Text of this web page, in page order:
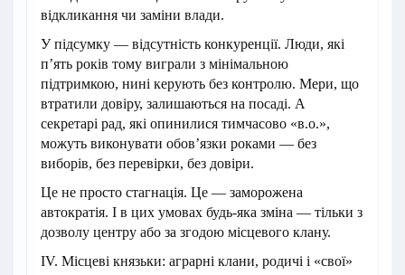
відкликання чи заміни влади.
У підсумку — відсутність конкуренції. Люди, які
п’ять років тому виграли з мінімальною
підтримкою, нині керують без контролю. Мери, що
втратили довіру, залишаються на посаді. А
секретарі рад, які опинилися тимчасово «в.о.»,
можуть виконувати обов’язки роками — без
виборів, без перевірки, без довіри.
Це не просто стагнація. Це — заморожена
автократія. І в цих умовах будь-яка зміна — тільки з
дозволу центру або за згодою місцевого клану.
IV. Місцеві князьки: аграрні клани, родичі і «свої»